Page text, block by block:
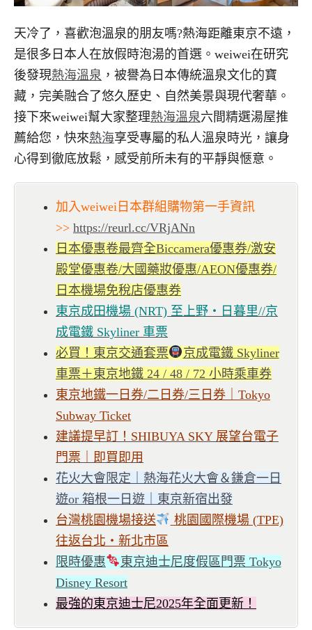
天冷了，喜歡泡溫泉的朋友嗎?熱海距離東京不遠，
是很多日本人在放假時泡湯的首選。weiwei在研究
後發現熱海溫泉 ，被譽為日本傳統溫泉文化的寶
藏，完美融合了悠久歷史、自然美景與現代奢華。
接下來weiwei幫大家整理熱海溫泉六間精選湯屋推
薦給您，快來熱海享受專屬的私人溫泉時光，讓身
心得到徹底放鬆，感受前所未有的平靜與愜意。
加入weiwei日本群組購物第一手資訊
>> https://reurl.cc/VRjANn
日本優惠卷最齊全Biccamera優惠券/激安
殿堂優惠卷/大國藥妝優惠/AEON優惠券/
日本機場免稅店優惠券
東京成田機場 (NRT) 至上野・日暮里//京
成電鐵 Skyliner 車票
必買！東京交通套票
京成電鐵 Skyliner
車票＋東京地鐵 24 / 48 / 72 小時乘車券
東京地鐵一日券/二日券/三日券｜Tokyo
Subway Ticket
建議提早訂！SHIBUYA SKY 展望台電子
門票｜即買即用
花火大會限定｜熱海花火大會＆鎌倉一日
遊or 箱根一日遊｜東京新宿出發
台灣桃園機場接送
桃園國際機場 (TPE)
往返台北・新北市區
限時優惠
東京迪士尼度假區門票 Tokyo
Disney Resort
最強的東京迪士尼2025年全面更新！